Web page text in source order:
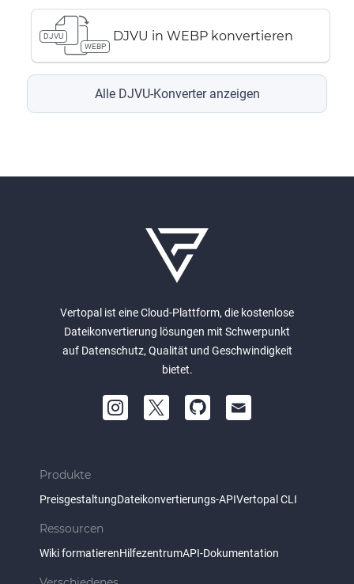
DJVU
WEBP
DJVU in WEBP konvertieren
Alle DJVU-Konverter anzeigen
Vertopal ist eine Cloud-Plattform, die kostenlose
Dateikonvertierung lösungen mit Schwerpunkt
auf Datenschutz, Qualität und Geschwindigkeit
bietet.
Produkte
PreisgestaltungDateikonvertierungs-APIVertopal CLI
Ressourcen
Wiki formatierenHilfezentrumAPI-Dokumentation